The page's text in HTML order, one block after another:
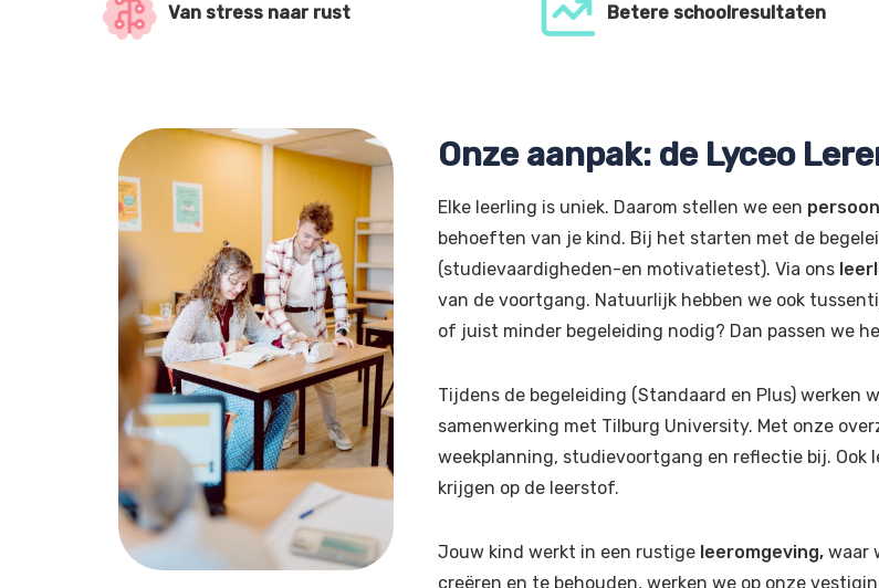
Van stress naar rust Betere schoolresultaten
Onze aanpak: de Lyceo
Elke leerling is uniek. Daarom stellen we een
behoeften van je kind. Bij het starten met de
(studievaardigheden-en motivatietest). Via ons
van de voortgang. Natuurlijk hebben we ook
of juist minder begeleiding nodig? Dan passen we
Tijdens de begeleiding (Standaard en Plus) werken
samenwerking met Tilburg University. Met onze
weekplanning, studievoortgang en reflectie bij. Ook
krijgen op de leerstof.
Jouw kind werkt in een rustigeleeromgeving, waar
creëren en te behouden, werken we op onze